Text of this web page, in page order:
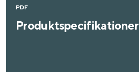
PDF
Produktspecifikationer